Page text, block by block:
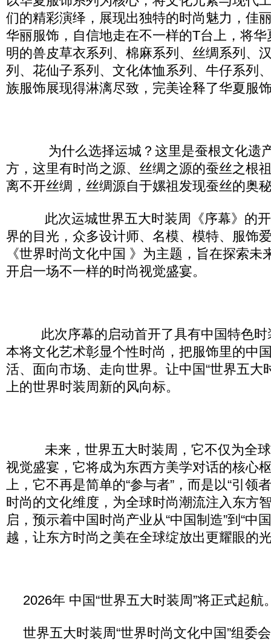
们的精彩演绎，展现出独特的时尚魅力，佳
华丽服饰，自信地走在不一样的T台上，将华
明的兽皮草衣系列、棉麻系列、丝绸系列、
列、花仙子系列、文化体恤系列、牛仔系列
族服饰展现得淋漓尽致，完美诠释了华夏服
为什么选择运城？这里是蚕根文化遗产
方，这里有时尚之源、丝绸之源的蚕丝之根
离不开丝绸，丝绸源自于嫘祖发现蚕丝的奥
此次运城世界五大时装周《序幕》的
界的目光，众多设计师、名模、模特、服饰
《世界时尚文化中国 》为主题，旨在探索未
开启一场不一样的时尚视觉盛宴。
此次序幕的启动首开了具有中国特色时
本将文化艺术彰显个性时尚，把服饰里的中
活、面向市场、走向世界。让中国“世界五大
上的世界时装周新的风向标。
未来，世界五大时装周，它不仅为全
视觉盛宴，它将成为东西方美学对话的核心
上，它不再是简单的“参与者”，而是以“引领
时尚的文化维度，为全球时尚潮流注入东方
启，预示着中国时尚产业从“中国制造”到“中
越，让东方时尚之美在全球绽放出更耀眼的
2026年 中国“世界五大时装周”将正式起航
世界五大时装周“世界时尚文化中国”组委会